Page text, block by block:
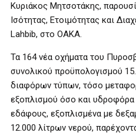
Κυριάκος Μητσοτάκης,
Ισότητας, Ετοιμότητας και
Lahbib, στο ΟΑΚΑ.
Τα 164 νέα οχήματα του
συνολικού προϋπολογισμού
διαφόρων τύπων, τόσο
εξοπλισμού όσο και
εδάφους, εξοπλισμένα με
12.000 λίτρων νερού,